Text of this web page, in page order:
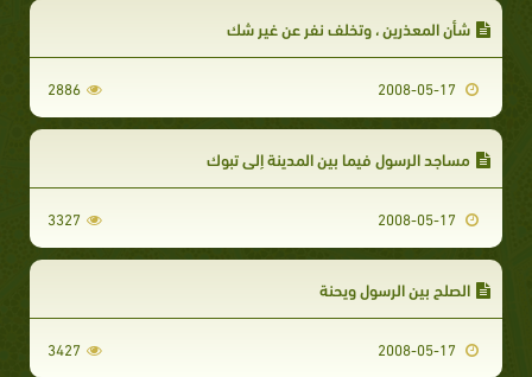
شأن المعذرين ، وتخلف نفر عن غير شك
2886
مساجد الرسول فيما بين المدينة إلى تبوك
3327
الصلح بين الرسول ويحنة
3427